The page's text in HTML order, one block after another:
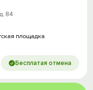
84
площадка
Бесплатая отмена